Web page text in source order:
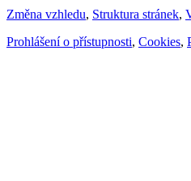
Změna vzhledu, Struktura stránek,
Prohlášení o přístupnosti, Cookies,